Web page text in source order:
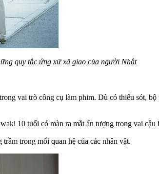
quy tắc ứng xử xã giao của người Nhật
vai trò công cụ làm phim. Dù có thiếu sót,
10 tuổi có màn ra mắt ấn tượng trong vai cậu
trong mối quan hệ của các nhân vật.